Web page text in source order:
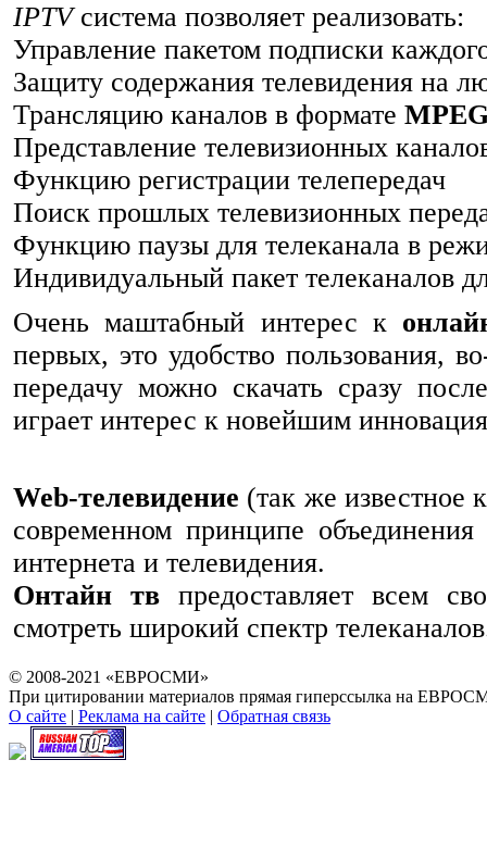
IPTVсистема позволяет реализовать:
Управление пакетом подписки
Защиту содержания телевидения на
Трансляцию каналов в формате
Представление телевизионных
Функцию регистрации телепередач
Поиск прошлых телевизионных
Функцию паузы для телеканала в
Индивидуальный пакет телеканалов
Очень маштабный интерес к
первых, это удобство пользования,
передачу можно скачать сразу
играет интерес к новейшим
Web-телевидение (так же известное
современном принципе
интернета и телевидения.
Онтайн тв предоставляет всем
смотреть широкий спектр
© 2008-2021 «ЕВРОСМИ»
При цитировании материалов прямая гиперссылка на
О сайте | Реклама на сайте | Обратная связь